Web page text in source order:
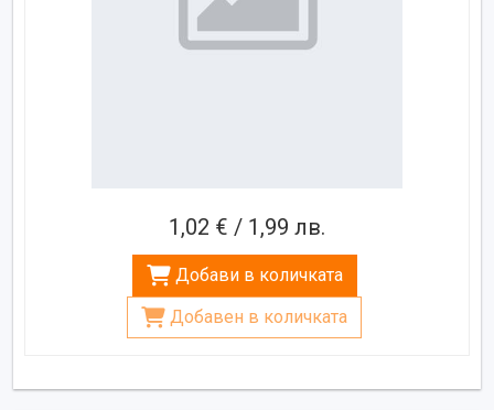
1,02 € / 1,99 лв.
Добави в количката
Добавен в количката